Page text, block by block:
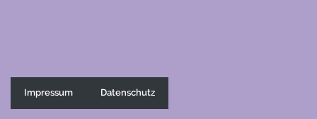
Impressum Datenschutz